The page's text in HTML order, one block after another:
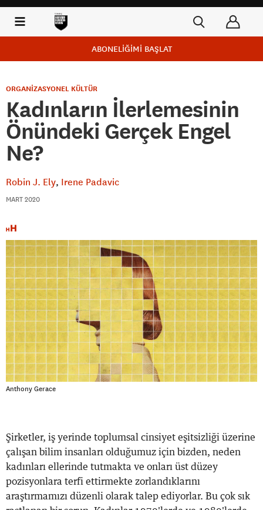
ABONELİĞİMİ BAŞLAT
ORGANİZASYONEL KÜLTÜR
Kadınların İlerlemesinin
Önündeki Gerçek Engel
Ne?
Robin J. Ely Irene Padavic
MART 2020
Anthony Gerace
Şirketler, iş yerinde toplumsal cinsiyet eşitsizliği üzerine çalışan bilim insanları olduğumuz için bizden, neden kadınları ellerinde tutmakta ve onları üst düzey pozisyonlara terfi ettirmekte zorlandıklarını araştırmamızı düzenli olarak talep ediyorlar. Bu çok sık rastlanan bir sorun. Kadınlar 1970'lerde ve 1980'lerde güçlü ve yetkili pozisyonlara erişmede kayda değer bir ilerleme kaydetti fakat bu ilerleme, 1990'larda hatırı sayılır derecede yavaşladı ve bu yüzyılda tamamen durdu. İnsanlara kadınların neden bu kadar az temsil edildiğini sorduğunuzda büyük çoğunluktan talihsiz ama kaçınılmaz bir “gerçeğe” işaret eden şöyle bir yakınma duyacaksınız: Üst düzey pozisyonlar aşırı derecede uzun çalışma saatleri gerektiriyor ve kadınların ailelerine olan bağlılıkları bu zamanı işlerine ayırmalarını imkansız kılıyor, bunun acısını da kariyerleri çekiyor. Biz bu açıklamaya "iş/aile anlatısı" adını veriyoruz. Birçok farklı sektörden 6 bin 500'den fazla Harvard Business School mezunuyla yürütülen 2012 tarihli bir ankette erkeklerin yüzde 73’ü, kadınlarınsa yüzde 85'i kadınların iş hayatındaki durağan ilerlemesini açıklamak için bu hususa atıfta bulundu. Oysa bu açıklamaya inanmak, onun doğru olduğu anlamına gelmiyor ve araştırmamız bu açıklamayı ciddi biçimde sorgulamaya açık hale getiriyor. Biz bu açıklamayı birkaç yıl önce halihazırdaki çözümlerle başarılı olamayan, kültürünün kadın çalışanlarına nasıl engel teşkil ettiğini anlama konusunda bizden yardım isteyen küresel bir danışmanlık firmasından duyduk. Bu firma seçkin üniversiteler ve MBA programlarından işe alım yapıyor ve prestijli danışmanlık listelerinin tepesinde yer alıyor. Ancak diğer pek çok profesyonel hizmet firması gibi az sayıda kadın ortağı var. Firma ile 18 ay boyunca çalıştık ve bu esnada hem kadın hem erkek ortak ve çalışanlardan meydana gelen 107 danışmanla görüştük. Neredeyse herkes, kadın ortakların azlığını açıklamak için iş/aile anlatısının farklı bir versiyonuna başvurdu. Ancak geçtiğimiz yıl meslektaşımız Erin Reid ile raporladığımız üzere, firmadaki insanlarla daha fazla zaman geçirdikçe açıklamalarının verilerle örtüşmediğini saptadık. Kadınların önündeki engel iş ve ailenin birbiriyle çakışan taleplerini dengelemekte güçlük çekmeleri değildi, erkekler de denge sorunundan muzdaripti ve buna rağmen ilerleme göstermişlerdi. Erkeklerin aksine kadınların önündeki engel yarı zamanlı çalışmaya ve şirket içi rollere geçmek gibi kariyerlerini rayından çıkaran uyum tedbirleri almaya teşvik edilmeleriydi. Buradaki gerçek suçlu, hem erkeklere hem de kadınlara zarar veren ve cinsiyet eşitsizliğini olduğu yere sabitleyen genel bir fazla çalışma kültürüydü. İnsanlar Bize Ne Söyledi, Veriler Bize Ne Gösterdi? Firmadan elde ettiğimiz veriler pek çok farklı açıdan çalışanların bize ve kendilerine anlattıkları hikayeden çok farklı bir gerçeklik ortaya koydu. Gözlemlediğimiz tutarsızlıklar bizi hikayenin neden bu kadar etkileyici olduğunu ve hikayeyi kurgu olarak kabul etmesi gereken, firmanın veri odaklı düşünen analistleri üzerinde bile neden bu kadar etkili olduğunu sorgulamaya itti. Çalışanları elde tutma oranlarını düşünelim. Her ne kadar firmanın bize ulaşma nedenlerinden biri “kadınların işten ayrılma oranının yüksek olması” sorununun üzerine eğilmekte bizden yardım istemek olsa da son üç yılın verilerine dikkatle baktığımızda kadınlar ve erkeklerin işten ayrılma oranlarında neredeyse hiçbir fark bulamadık. Bir diğer tutarsızlıksa firma mensuplarının iş/aile çatışmasını öncelikle kadınlara atfederken birçok erkeğin de bundan muzdarip olduğunu saptamamızdı. Bir tanesi bize “Haftada üç gün seyahat ediyordum ve çocuklarımı haftada bir veya iki kez onlar yatmadan önce yalnızca 45 dakika görüyordum” dedi. Oğluna futbol maçına gelemeyeceğini söylediği, her zamankinden çok acı çektiği bir Cumartesi gününü anımsadığında “Oğlum gözyaşlarına boğulmuştu” dedi. “Hemen o anda işten ayrılmak istemiştim.” Konuştuğumuz ortakların üçte ikisi bu tür iş/aile çatışmalarını bildiren babalardı fakat sadece biri bu durumu hafifletmek için uyum tedbirleri almıştı. Uyum tedbirleri, firmanın anlatısı ile verilerinin uyuşmadığı bir diğer alandı. Bunlardan faydalanan ve neredeyse tamamı kadınlardan oluşan çalışanlar bir şekilde damgalandı ve kariyerlerinin raydan çıktığına şahit oldu. Bu durumun kadınlar için bireysel düzeydeki sonucu güç, statü ve gelirden fedakarlıktı. Kolektif düzeydeki sonucuysa iktidar sahibi pozisyonların erkeklerin tekelinde kaldığı bir düzenin devamı anlamına geliyordu. Firma sanki kadınların ilerleyişindeki durağanlık sorununu çözmeye giriştikçe inadına bunu yeniden üretiyordu. Ayrıca iş/aile retoriğinde de belirli tutarsızlıklar saptadık. Konuştuğumuz bir erkek çalışanın sorunu özetleyişine bir göz atalım: “Kadınlar çocuk sahibi olacaklar ve çalışmak istemeyecekler ya da çocuk sahibi olacaklar ve çalışmak isteyecekler ama her hafta seyahat etmek ve danışmanlığın gerektirdiği, haftada 60 ya da 70 saat çalışmaya dayalı hayat tarzını istemeyecekler.” Kadınların kişisel tercihlerinin başarılarının önünde engel olduğu inancında direten bu erkek çalışan, anne olan kadınlardan hallice terfi geçmişlerine sahip olmayan çocuksuz kadınların varlığı gibi kuraldışı durumları açıklayamıyordu. Onun hesabına göre tüm kadınlar anneydi ve bu görüşe görüşmelerimizde sıkça rastladık. Çocuksuz kadınlar, belki de iş/aile anlatısıyla çeliştikleri için insanların açıklamalarında kendilerine hiçbir şekilde yer bulamadı. Son tutarsızlık, konuştuğumuz kişilerin çoğu iş/aile anlatısının temel önermesini sorgulayan deneyimlerini anlattıklarında ortaya çıktı: Bu, 7/24 çalışma programlarının kaçınılmaz olduğuydu. Pahalı ve gereksiz uygulamalara uzun saatler ayırmaktan bahsettiler ve bu uygulamaların başında fazla satış yapma ve iş teslim etme vardı. Ortaklardan birinin ifade ettiği üzere bu tür sözleri tutmanın ne kadar zaman ve enerji gerektirdiğini düşünmeden “müşteriye tutamayacağı sözler veren” birçok ortağın hikayesini dinledik. Söz konusu ortağın anlattığına göre göz boyama şu şekilde devam ediyordu: “X, Y, Z’yi yapacağız ve hepsini sizin süreceğini düşündüğünüzün yarısı zamanda yapacağız.” Söylediğine göre müşteriler hayranlığını gizlemiyor ve kaydolmak için sabırsızlanıyordu. Ortaklar bu fazla çalışma taleplerini desteklemek zorunda hissediyorlardı çünkü yüksek nitelikli meslektaşları arasında yıldız olarak öne çıkmak istiyorlardı. İçlerinden biri, bize “Slayt sunumlarını hazırlamak için uzun saatler boyunca çalışmamız gerekiyor. Hani sanki ‘müşteriyi 100 slayt darbesiyle öldüreceğim’ der gibi. Oysa müşterinin hepsini kullanmasına imkan yok!” Bir başka kadın ortak bu tür görevlere adadığı tüm o hafta sonlarını tarif ederken pişmanlık duyuyordu: “Çok ama çok çalıştım ve ailemle geçireceğim zamanları, sağlığımı feda ettim ve günün sonunda arkama dönüp baktığımda 'Peki, bunu gerçekten yapmak zorunda mıydık?’ diye sordum. Muhtemelen değildik.” Bu tutarsızlıkları firmanın liderleriyle paylaştık ve aşırı basitleştirilmiş iş/aile anlatısına meydan okuduk ve daha kapsamlı, daha nüanslı ve verilere dayalı bir açıklama sunduk: Gerçekte kadınların önündeki engel firmadaki fazla çalışma kültürüydü. Gereksiz uzun saatler herkes için zararlıydı ancak kadınları orantısız bir şekilde cezalandırıyordu çünkü erkeklerin aksine kadınların çoğu kariyerlerinde yüksek bir bedel ödemelerini gerektiren uyum tedbirlerinden faydalanıyordu. Tüm bu veriler bizi kaçınılmaz olduğunu düşündüğümüz bir sonuca ulaştırdı: Firmanın toplumsal cinsiyet sorununu çözmesi için uzun çalışma saatleri sorununu ele alması gerekiyordu. Ve buna başlamanın yolu fazla satış yapmayı ve iş teslim etmeyi bırakmak olacaktı. Liderler bu geribildirime olumsuz tepki gösterdi. Kadınların iş ve aile hayatlarını dengelemekte zorlandıkları için ilerlemediği ve çözümün özellikle kadınları hedeflemesi gerektiği konusunda ısrar ettiler. Onları aksine ikna etmeyi başaramıyorduk, nasıl yardımcı olacağımızı şaşırmıştık ve onlara olan yükümlülüğümüz bu şekilde sona erdi. Ancak firmadaki durum üzerine düşünmeye devam ettik. Firmanın liderleri zeki, ampirik düşünmeye yatkın ve iyi niyetliydiler. Ancak yine de verileri reddetmişlerdi ve iş/aile anlatısındaki ampirik olarak şüpheli bir inanca refleks olarak yapışıp kalmışlardı. Ne kadar düşünceli olurlarsa olsunlar, sorunu tekrar ettirmekten başka işe yaramayan bir “çözüme” bel bağlamaya devam etmeleri bizim için tam bir muammaydı. Firmanın bu konudaki tavrı alışılmamış değildi. Araştırmalar, 7/24 çalışma kültürünün hem kadınlarda hem de erkeklerde hoşnutsuzluk yarattığını ve ne ironiktir ki “uyum tedbirleri” çözümünün son derece kalifiye kadınların kariyerlerini rayından çıkarabildiğini, şirketlerin üst düzey pozisyonlarını belki de en parlak kadın yıldızlarından yoksun hale getirdiğini gösteriyor. Araştırmaların ortaya koyduğu ironik bir durum daha var: Uzun çalışma saatleri verimliliği artırmıyor. Aslına bakılırsa uzun çalışma saatleri performans düşüşleri ve hastalık izni maliyetlerindeki artışlarla ilişkilendiriliyor. Bu olumsuzlukları göz önünde bulundurarak şöyle sorduk: Şirketler neden aynı iş/yaşam dengesinde devam ediyor ve daha insani çalışma saatlerini tesis etme olasılığını göz ardı ediyor? Bu sorunun cevabının sadece müşterimiz olan firmada değil şirket kültürünün genelinde, derinlerde yattığından ama gizlendiğinden şüphelendik. Belki de iş/aile anlatısının bu kadar yaygın ve sağlam olmasının nedeni hem kadınları hem de erkekleri uzun çalışma saatleri talebinden kaynaklanan rahatsız edici duygulardan koruyan, ayrıntılı bir toplumsal ve psikolojik savunma sistemini beslemesiydi. Bunu araştırmaya karar verdik. Bilinçdışı Psikolojik Savunmalar ve Evrensel İnançlar Görüşmelerimize geri döndük, bu sefer sadece görüştüğümüz kişilerin ne söylediklerine (veya söylemediklerine) değil, aynı zamanda nasıl söylediklerine de özellikle dikkat ettik. Bu aydınlatıcı bir alıştırma oldu. Konuştuğumuz çalışanların neredeyse tamamı firmanın 7/24 müsait olmalarına dair merhametsi